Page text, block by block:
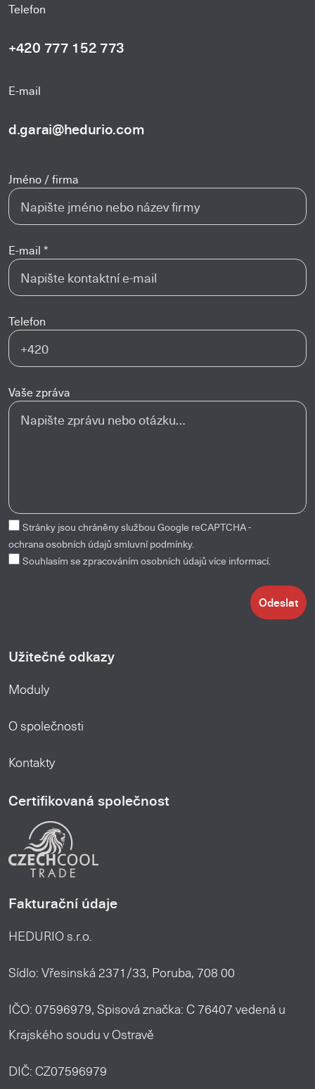
Telefon
+420 777 152 773
E-mail
d.garai@hedurio.com
Jméno / firma
E-mail *
Telefon
Vaše zpráva
Stránky jsou chráněny službou Google reCAPTCHA -
ochrana osobních údajů smluvní podmínky.
Souhlasím se zpracováním osobních údajů více informací.
Odeslat
Užitečné odkazy
Moduly
O společnosti
Kontakty
Certifikovaná společnost
Fakturační údaje
HEDURIO s.r.o.
Sídlo: Vřesinská 2371/33, Poruba, 708 00
IČO: 07596979, Spisová značka: C 76407 vedená u
Krajského soudu v Ostravě
DIČ: CZ07596979